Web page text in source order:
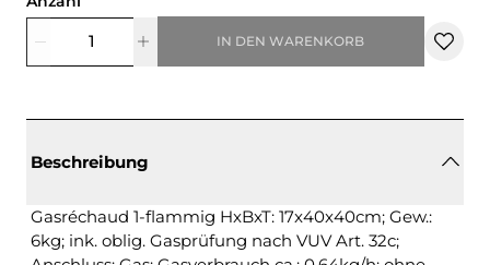
IN DEN WARENKORB
Beschreibung
Gasréchaud 1-flammig HxBxT: 17x40x40cm; Gew.:
6kg; ink. oblig. Gasprüfung nach VUV Art. 32c;